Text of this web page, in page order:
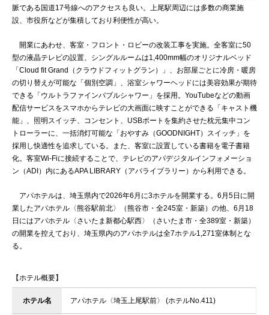
脈である国道17号線へのアクセスも良い。上尾駅周辺には多数の商業施
設、市役所などが集積しており利便性が高い。
開業にあわせ、客室・フロント・ロビーの改装工事を実施。全客室に50
型の液晶テレビの設置、シングルルームは1,400mm幅のオリジナルベッド
「Cloud fit Grand（クラウドフィットグラン）」、お部屋ごとに冷房・暖房
の切り替えが可能な「個別空調」、浴室シャワーヘッドには美容効果が期待
できる「ウルトラファインバブルシャワー」を採用。YouTubeなどの動画
配信サービスをスマホからテレビの大画面に映すことができる「キャスト機
能」、照明スイッチ、コンセント、USBポートを集約させた枕元集中コン
トローラーに、一括消灯可能な「おやすみ（GOODNIGHT）スイッチ」を
採用し快適性を追求している。また、客室に設置している書籍を電子書籍
化。客室Wi-Fiに接続することで、テレビのアパデジタルインフォメーショ
ン（ADI）内にあるAPA LIBRARY（アパライブラリー）から利用できる。
アパホテルは、埼玉県内で2026年6月に3ホテルを開業する。6月5日に開
業したアパホテル〈熊谷駅前北〉（熊谷市・全245室・新築）の他、6月18
日にはアパホテル〈さいたま新都心駅西〉（さいたま市・全389室・新築）
の開業を控えており、埼玉県内のアパホテルは全7ホテル1,271室体制とな
る。
【ホテル概要】
ホテル名 アパホテル〈埼玉上尾駅前〉 (ホテルNo.411)